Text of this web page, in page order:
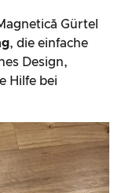
Gürtel
, die einfache
Design,
Hilfe bei